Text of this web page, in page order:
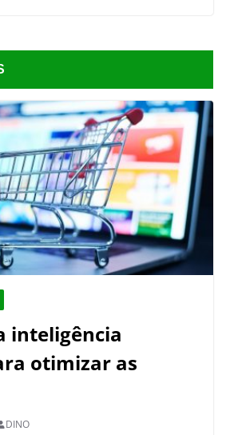
inteligência
otimizar as
DINO